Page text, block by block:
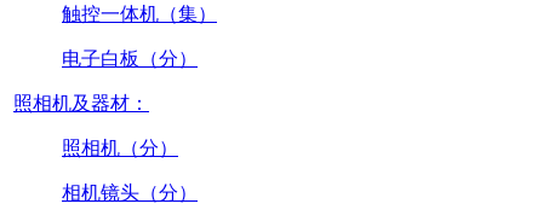
触控一体机（集）
电子白板（分）
照相机及器材：
照相机（分）
相机镜头（分）